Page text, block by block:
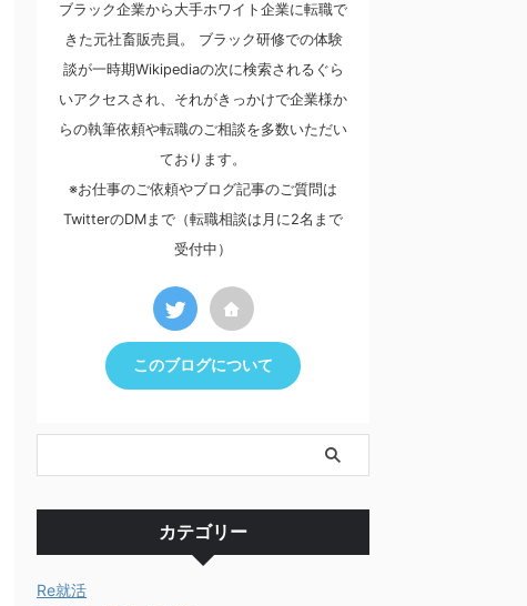
ブラック企業から大手ホワイト企業に転職で
きた元社畜販売員。 ブラック研修での体験
談が一時期Wikipediaの次に検索されるぐら
いアクセスされ、それがきっかけで企業様か
らの執筆依頼や転職のご相談を多数いただい
ております。
※お仕事のご依頼やブログ記事のご質問は
TwitterのDMまで（転職相談は月に2名まで
受付中）
このブログについて
カテゴリー
Re就活